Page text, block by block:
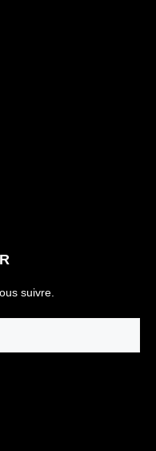
suivre.